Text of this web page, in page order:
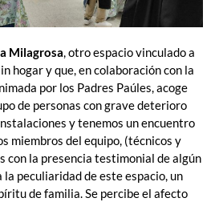
Milagrosa, otro espacio vinculado a
hogar y que, en colaboración con la
por los Padres Paúles, acoge
de personas con grave deterioro
y tenemos un encuentro
miembros del equipo, (técnicos y
con la presencia testimonial de algún
peculiaridad de este espacio, un
de familia. Se percibe el afecto